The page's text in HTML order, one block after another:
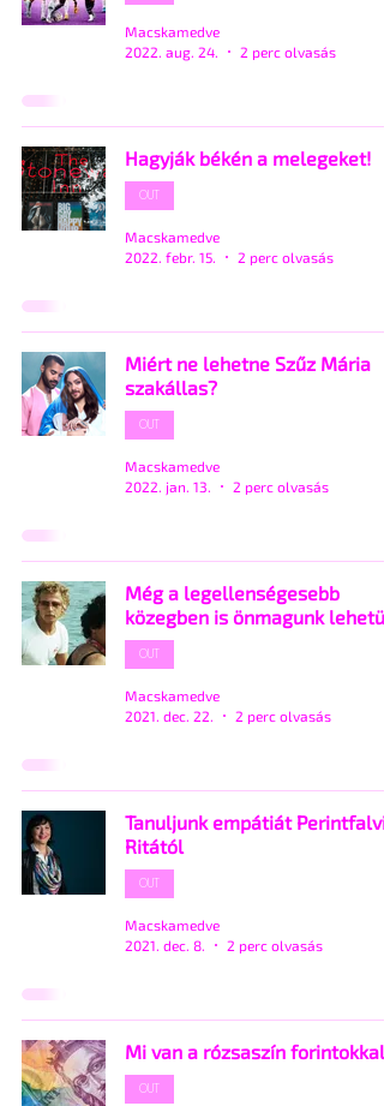
Macskamedve
2022. aug. 24.
2 perc olvasás
Hagyják békén a melegeket!
OUT
Macskamedve
2022. febr. 15.
2 perc olvasás
Miért ne lehetne Szűz Mária
szakállas?
OUT
Macskamedve
2022. jan. 13.
2 perc olvasás
Még a legellenségesebb
közegben is önmagunk
OUT
Macskamedve
2021. dec. 22.
2 perc olvasás
Tanuljunk empátiát Perintfalvi
Ritától
OUT
Macskamedve
2021. dec. 8.
2 perc olvasás
Mi van a rózsaszín forintokkal?
OUT